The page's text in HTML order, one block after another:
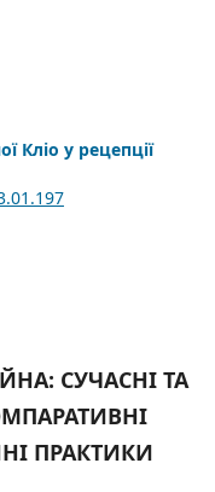
Кліо у рецепції
СУЧАСНІ ТА
ПРАКТИКИ